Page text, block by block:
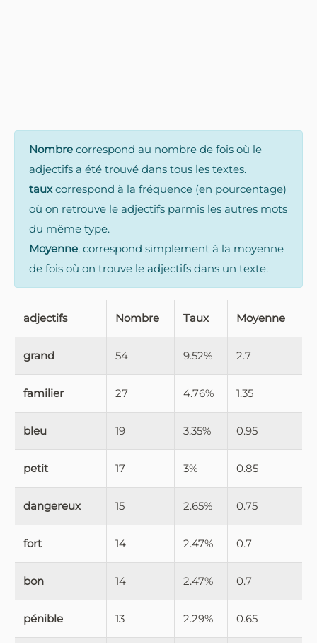
Nombre correspond au nombre de fois où le
adjectifs a été trouvé dans tous les textes.
tauxcorrespond à la fréquence (en pourcentage)
où on retrouve le adjectifs parmis les autres mots
du même type.
Moyenne, correspond simplement à la moyenne
de fois où on trouve le adjectifs dans un texte.
adjectifs Nombre Taux Moyenne
grand 54 9.52% 2.7
familier 27 4.76% 1.35
bleu 19 3.35% 0.95
petit 17 3% 0.85
dangereux 15 2.65% 0.75
fort 14 2.47% 0.7
bon 14 2.47% 0.7
pénible 13 2.29% 0.65